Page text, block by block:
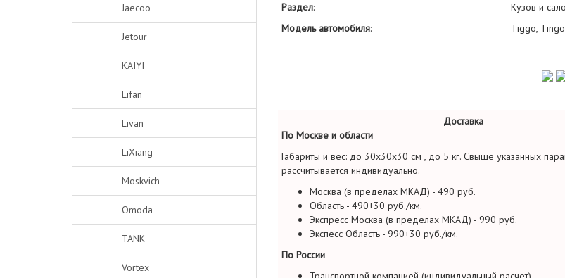
Jaecoo
Jetour
KAIYI
Lifan
Livan
LiXiang
Moskvich
Omoda
TANK
Vortex
Раздел:
Кузов и
Модель автомобиля: Tiggo, Tingo
Доставка
По Москве и области
Габариты и вес: до 30х30х30 см , до 5 кг. Свыше указанных
рассчитывается индивидуально.
Москва (в пределах МКАД) - 490 руб.
Область - 490+30 руб./км.
Экспресс Москва (в пределах МКАД) - 990 руб.
Экспесс Область - 990+30 руб./км.
По России